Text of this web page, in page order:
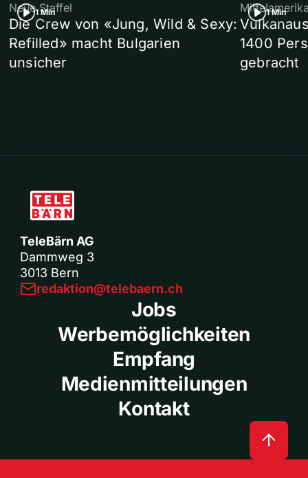
1 Min
Neue Staffel
Die Crew von «Jung, Wild & Sexy:
Refilled» macht Bulgarien
unsicher
1 Min
1400
gebracht
TeleBärn AG
Dammweg 3
3013 Bern
redaktion@telebaern.ch
Jobs
Werbemöglichkeiten
Empfang
Medienmitteilungen
Kontakt